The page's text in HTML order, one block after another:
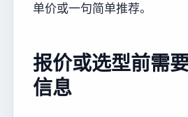
单价或一句简单推荐。
报价或选型前需
信息